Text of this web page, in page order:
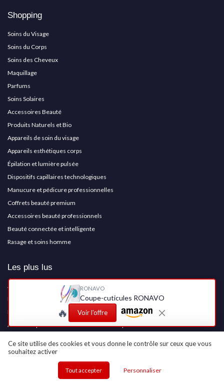
RONAVO
Coupe-cuticules RONAVO
🔥 Voir l'offre
Shopping
Soins du Visage
Soins du Corps
Soins des Cheveux
Maquillage
Parfums
Soins Solaires
Accessoires Beauté
Produits Naturels et Bio
Appareils de soin du visage
Appareils esthétiques corps
Épilation et lumière pulsée
Dispositifs capillaires technologiques
Manucure et pédicure professionnelles
Coffrets beauté premium
Accessoires beauté professionnels
Beauté connectée et intelligente
Rasage et soins homme
Les plus lus
Avis sur les parfums Chogan : ce qu'il faut savoir
Marlay cosmetics avis : tout ce que vous devez savoir
Plongez dans l'univers du massage naturiste à Nancy
Avis sur le parfum Christian Blanc : tout ce que vous devez savoir
Les derniers articles
Ce site utilise des cookies et vous donne le contrôle sur ceux que vous
souhaitez activer
Tout accepter Personnaliser